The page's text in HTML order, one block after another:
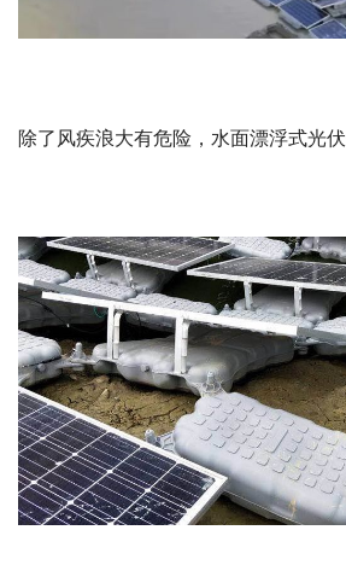
除了风疾浪大有危险，水面漂浮式光伏